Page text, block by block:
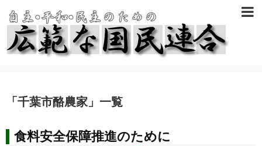
「 千葉市酪農家 」 一覧
食料安全保障推進のために